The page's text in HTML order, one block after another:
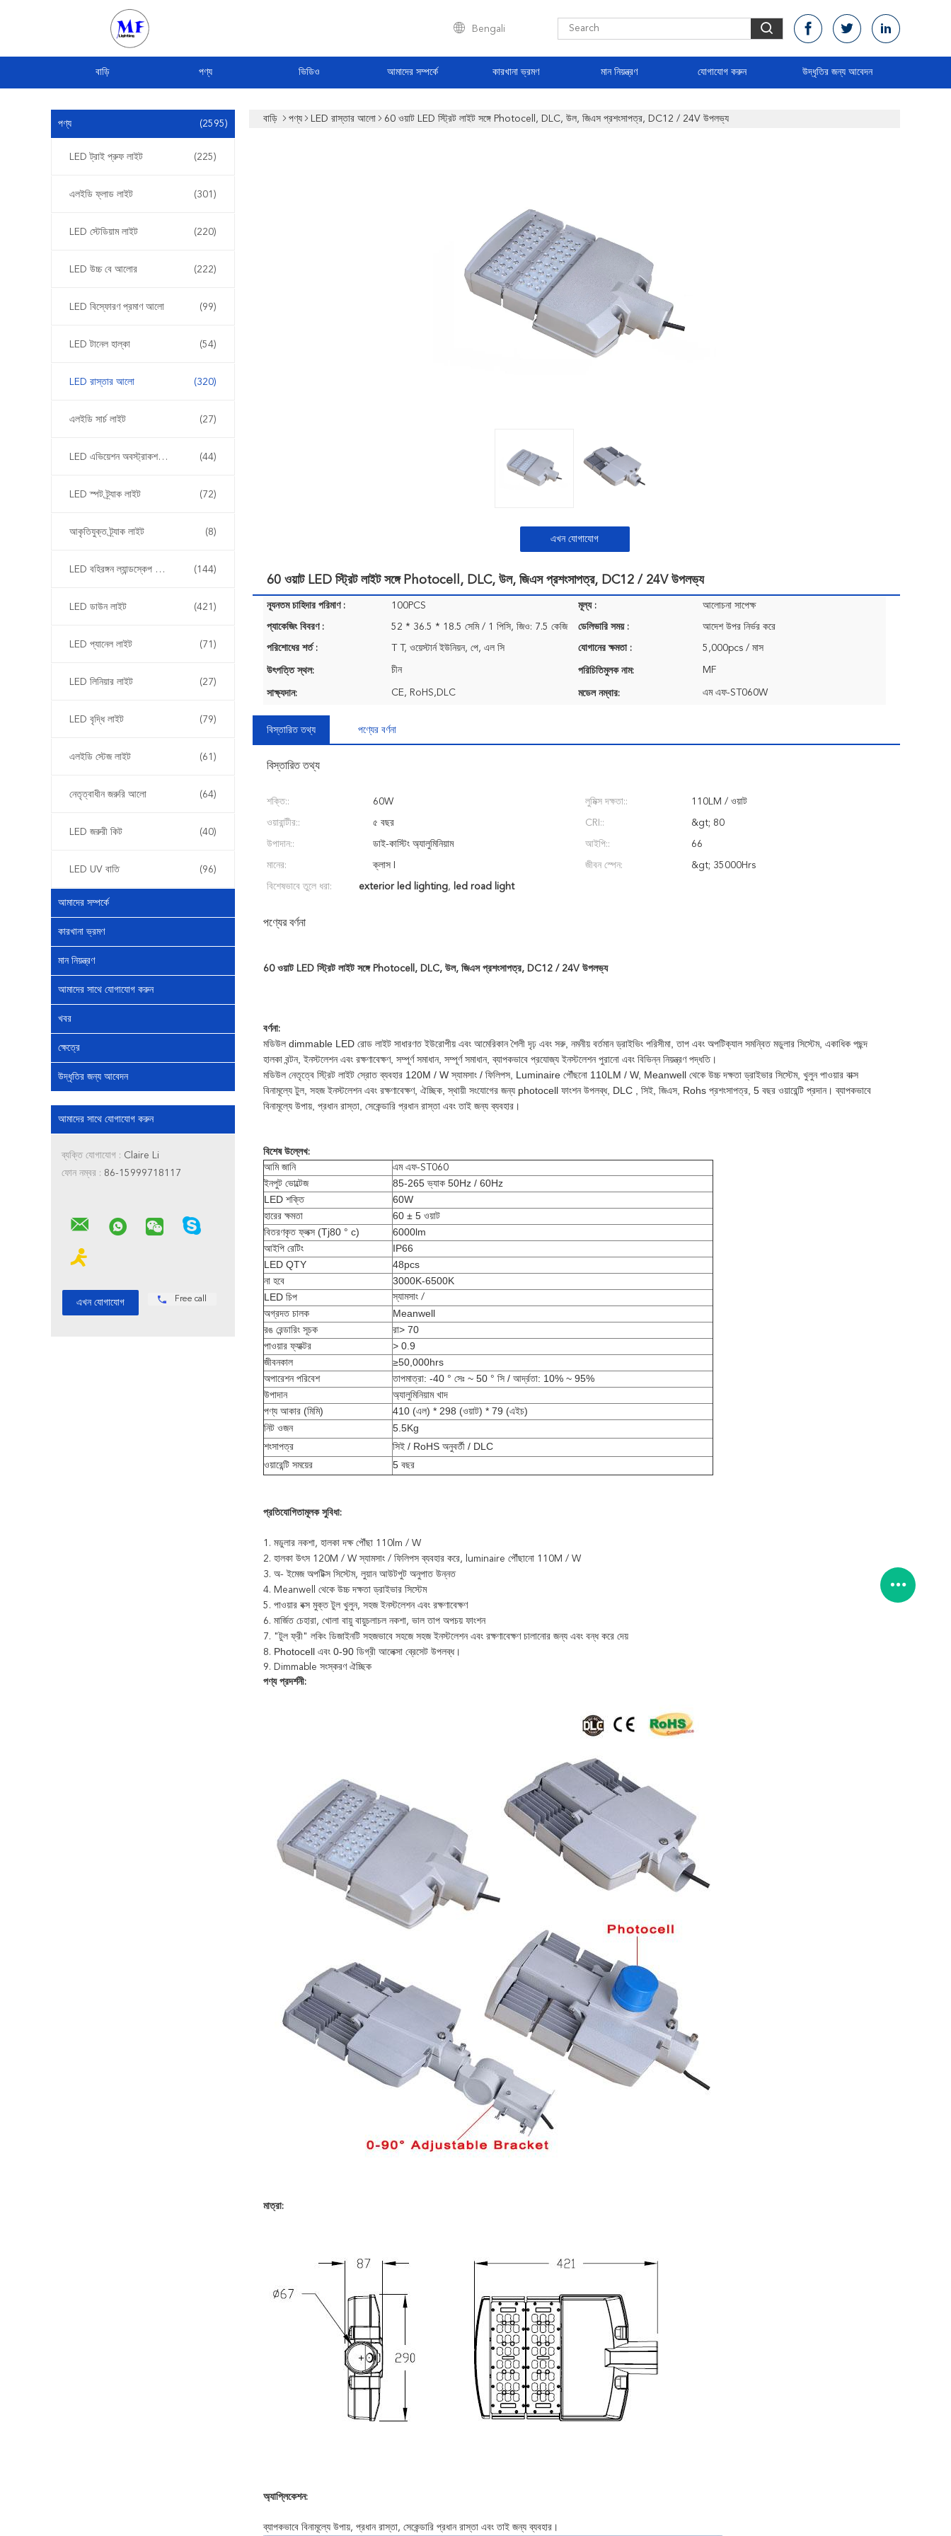
Bengali
বাড়ি পণ্য ভিডিও আমাদের সম্পর্কে কারখানা ভ্রমণ মান নিয়ন্ত্রণ যোগাযোগ করুন উদ্ধৃতির জন্য আবেদন
পণ্য (2595)
LED ট্রাই প্রুফ লাইট (225)
এলইডি ফ্লাড লাইট (301)
LED স্টেডিয়াম লাইট (220)
LED উচ্চ বে আলোর (222)
LED বিস্ফোরণ প্রমাণ আলো (99)
LED টানেল হাল্কা (54)
LED রাস্তার আলো (320)
এলইডি সার্চ লাইট (27)
LED এভিয়েশন অবস্ট্রাকশন লাইট (44)
LED স্পট ট্র্যাক লাইট (72)
আকৃতিযুক্ত ট্র্যাক লাইট (8)
LED বহিরঙ্গন ল্যান্ডস্কেপ আলোর (144)
LED ডাউন লাইট (421)
LED প্যানেল লাইট (71)
LED লিনিয়ার লাইট (27)
LED বৃদ্ধি লাইট (79)
এলইডি স্টেজ লাইট (61)
নেতৃত্বাধীন জরুরি আলো (64)
LED জরুরী কিট (40)
LED UV বাতি (96)
আমাদের সম্পর্কে
কারখানা ভ্রমণ
মান নিয়ন্ত্রণ
আমাদের সাথে যোগাযোগ করুন
খবর
ক্ষেত্রে
উদ্ধৃতির জন্য আবেদন
আমাদের সাথে যোগাযোগ করুন
ব্যক্তি যোগাযোগ : Claire Li
ফোন নম্বর : 86-15999718117
Free call
বাড়ি পণ্য LED রাস্তার আলো 60 ওয়াট LED স্ট্রিট লাইট সঙ্গে Photocell, DLC, উল, জিএস প্রশংসাপত্র, DC12 / 24V উপলভ্য
এখন যোগাযোগ
60 ওয়াট LED স্ট্রিট লাইট সঙ্গে Photocell, DLC, উল, জিএস প্রশংসাপত্র, DC12 / 24V উপলভ্য
ন্যূনতম চাহিদার পরিমাণ : 100PCS মূল্য : আলোচনা সাপেক্ষ
প্যাকেজিং বিবরণ : 52 * 36.5 * 18.5 সেমি / 1 পিসি, জিও: 7.5 কেজি ডেলিভারি সময় : আদেশ উপর নির্ভর করে
পরিশোধের শর্ত : T T, ওয়েস্টার্ন ইউনিয়ন, পে, এল সি যোগানের ক্ষমতা : 5,000pcs / মাস
উৎপত্তি স্থল: চীন পরিচিতিমুলক নাম: MF
সাক্ষ্যদান: CE, RoHS,DLC মডেল নম্বার: এম এফ-ST060W
বিস্তারিত তথ্য পণ্যের বর্ণনা
বিস্তারিত তথ্য
শক্তি:: 60W লুমিক্স দক্ষতা:: 110LM / ওয়াট
ওয়ারান্টীর:: ৫ বছর CRI:: &gt; 80
উপাদান:: ডাই-কাস্টিং অ্যালুমিনিয়াম আইপি:: 66
মানের: ক্লাস I জীবন স্পেন: &gt; 35000Hrs
বিশেষভাবে তুলে ধরা: exterior led lighting, led road light
পণ্যের বর্ণনা
60 ওয়াট LED স্ট্রিট লাইট সঙ্গে Photocell, DLC, উল, জিএস প্রশংসাপত্র, DC12 / 24V উপলভ্য
বর্ণনা:
মডিউল dimmable LED রোড লাইট সাধারণত ইউরোপীয় এবং আমেরিকান শৈলী দৃঢ় এবং সরু, নমনীয় বর্তমান ড্রাইভিং পরিসীমা, তাপ এবং অপটিক্যাল সমন্বিত মডুলার সিস্টেম, একাধিক পছন্দ
হালকা বন্টন, ইনস্টলেশন এবং রক্ষণাবেক্ষণ, সম্পূর্ণ সমাধান, সম্পূর্ণ সমাধান, ব্যাপকভাবে প্রযোজ্য ইনস্টলেশন পুরানো এবং বিভিন্ন নিয়ন্ত্রণ পদ্ধতি।
মডিউল নেতৃত্বে স্ট্রিট লাইট স্রোত ব্যবহার 120M / W স্যামসাং / ফিলিপস, Luminaire পৌঁছনো 110LM / W, Meanwell থেকে উচ্চ দক্ষতা ড্রাইভার সিস্টেম, খুলুন পাওয়ার বাক্স
বিনামূল্যে টুল, সহজ ইনস্টলেশন এবং রক্ষণাবেক্ষণ, ঐচ্ছিক, স্থায়ী সংযোগের জন্য photocell ফাংশন উপলব্ধ, DLC , সিই, জিএস, Rohs প্রশংসাপত্র, 5 বছর ওয়ারেন্টি প্রদান। ব্যাপকভাবে
বিনামূল্যে উপায়, প্রধান রাস্তা, সেকেন্ডারি প্রধান রাস্তা এবং তাই জন্য ব্যবহার।
বিশেষ উল্লেখ:
আমি জানি
এম এফ-ST060
ইনপুট ভোল্টেজ
85-265 ভ্যাক 50Hz / 60Hz
LED শক্তি
60W
হারের ক্ষমতা
60 ± 5 ওয়াট
বিতরণকৃত ফ্লক্স (Tj80 ° c)
6000lm
আইপি রেটিং
IP66
LED QTY
48pcs
না হবে
3000K-6500K
LED চিপ
স্যামসাং /
অগ্রদত চালক
Meanwell
রঙ রেন্ডারিং সূচক
রা> 70
পাওয়ার ফ্যাক্টর
> 0.9
জীবনকাল
≥50,000hrs
অপারেশন পরিবেশ
তাপমাত্রা: -40 ° সেঃ ~ 50 ° সি / আর্দ্রতা: 10% ~ 95%
উপাদান
অ্যালুমিনিয়াম খাদ
পণ্য আকার (মিমি)
410 (এল) * 298 (ওয়াট) * 79 (এইচ)
নিট ওজন
5.5Kg
শংসাপত্র
সিই / RoHS অনুবর্তী / DLC
ওয়ারেন্টি সময়ের
5 বছর
প্রতিযোগিতামূলক সুবিধা:
1. মডুলার নকশা, হালকা দক্ষ পৌঁছা 110lm / W
2. হালকা উৎস 120M / W স্যামসাং / ফিলিপস ব্যবহার করে, luminaire পৌঁছানো 110M / W
3. অ- ইমেজ অপটিক্স সিস্টেম, লুয়ান আউটপুট অনুপাত উন্নত
4. Meanwell থেকে উচ্চ দক্ষতা ড্রাইভার সিস্টেম
5. পাওয়ার বক্স মুক্ত টুল খুলুন, সহজ ইনস্টলেশন এবং রক্ষণাবেক্ষণ
6. মার্জিত চেহারা, খোলা বায়ু বায়ুচলাচল নকশা, ভাল তাপ অপচয় ফাংশন
7. "টুল ফ্রী" লকিং ডিজাইনটি সহজভাবে সহজে সহজ ইনস্টলেশন এবং রক্ষণাবেক্ষণ চালানোর জন্য এবং বন্ধ করে দেয়
8. Photocell এবং 0-90 ডিগ্রী আলেক্সা ব্রেসেট উপলব্ধ।
9. Dimmable সংস্করণ ঐচ্ছিক
পণ্য প্রদর্শনী:
মাত্রা:
অ্যাপ্লিকেশন:
ব্যাপকভাবে বিনামূল্যে উপায়, প্রধান রাস্তা, সেকেন্ডারি প্রধান রাস্তা এবং তাই জন্য ব্যবহার।